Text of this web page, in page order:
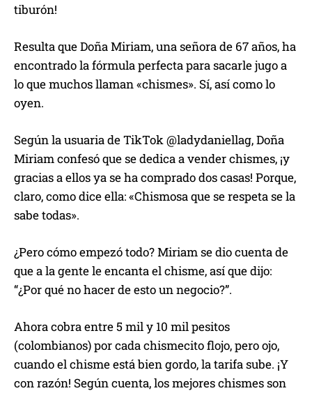
tiburón!
Resulta que Doña Miriam, una señora de 67 años, ha
encontrado la fórmula perfecta para sacarle jugo a
lo que muchos llaman «chismes». Sí, así como lo
oyen.
Según la usuaria de TikTok @ladydaniellag, Doña
Miriam confesó que se dedica a vender chismes, ¡y
gracias a ellos ya se ha comprado dos casas! Porque,
claro, como dice ella: «Chismosa que se respeta se la
sabe todas».
¿Pero cómo empezó todo? Miriam se dio cuenta de
que a la gente le encanta el chisme, así que dijo:
“¿Por qué no hacer de esto un negocio?”.
Ahora cobra entre 5 mil y 10 mil pesitos
(colombianos) por cada chismecito flojo, pero ojo,
cuando el chisme está bien gordo, la tarifa sube. ¡Y
con razón! Según cuenta, los mejores chismes son